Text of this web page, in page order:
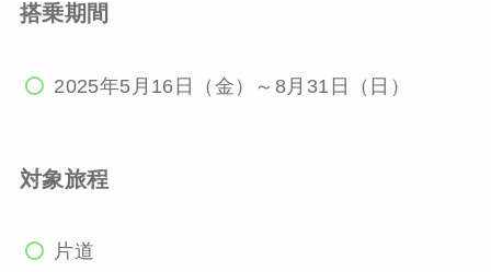
搭乗期間
2025年5月16日（金）～8月31日（日）
対象旅程
片道